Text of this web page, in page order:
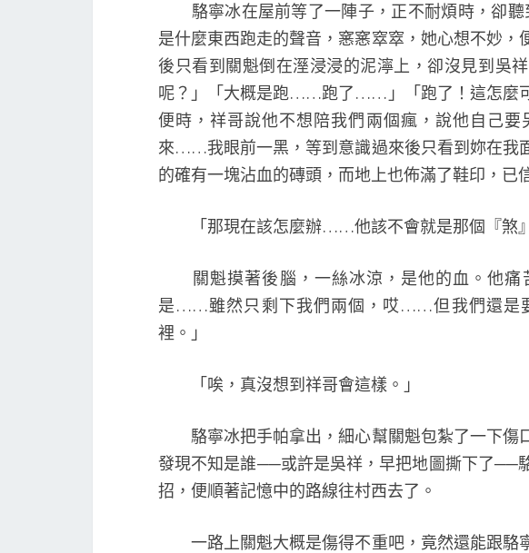
駱寧冰在屋前等了一陣子，正不耐煩時，卻聽
是什麼東西跑走的聲音，窸窸窣窣，她心想不妙
後只看到關魁倒在溼浸浸的泥濘上，卻沒見到吳
呢？」「大概是跑……跑了……」「跑了！這怎麼
便時，祥哥說他不想陪我們兩個瘋，說他自己
來……我眼前一黑，等到意識過來後只看到妳在
的確有一塊沾血的磚頭，而地上也佈滿了鞋印，已
「那現在該怎麼辦……他該不會就是那個『煞』
關魁摸著後腦，一絲冰涼，是他的血。他痛
是……雖然只剩下我們兩個，哎……但我們還是
裡。」
「唉，真沒想到祥哥會這樣。」
駱寧冰把手帕拿出，細心幫關魁包紮了一下傷
發現不知是誰──或許是吳祥，早把地圖撕下了──
招，便順著記憶中的路線往村西去了。
一路上關魁大概是傷得不重吧，竟然還能跟駱